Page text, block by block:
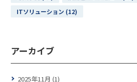
ITソリューション (12)
アーカイブ
2025年11月 (1)